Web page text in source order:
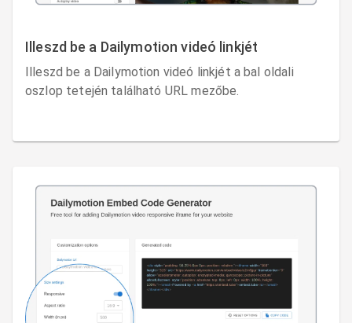
Illeszd be a Dailymotion videó linkjét
Illeszd be a Dailymotion videó linkjét a bal oldali
oszlop tetején található URL mezőbe.